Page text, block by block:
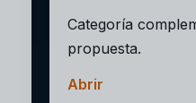
Categoría
propuesta.
Abrir